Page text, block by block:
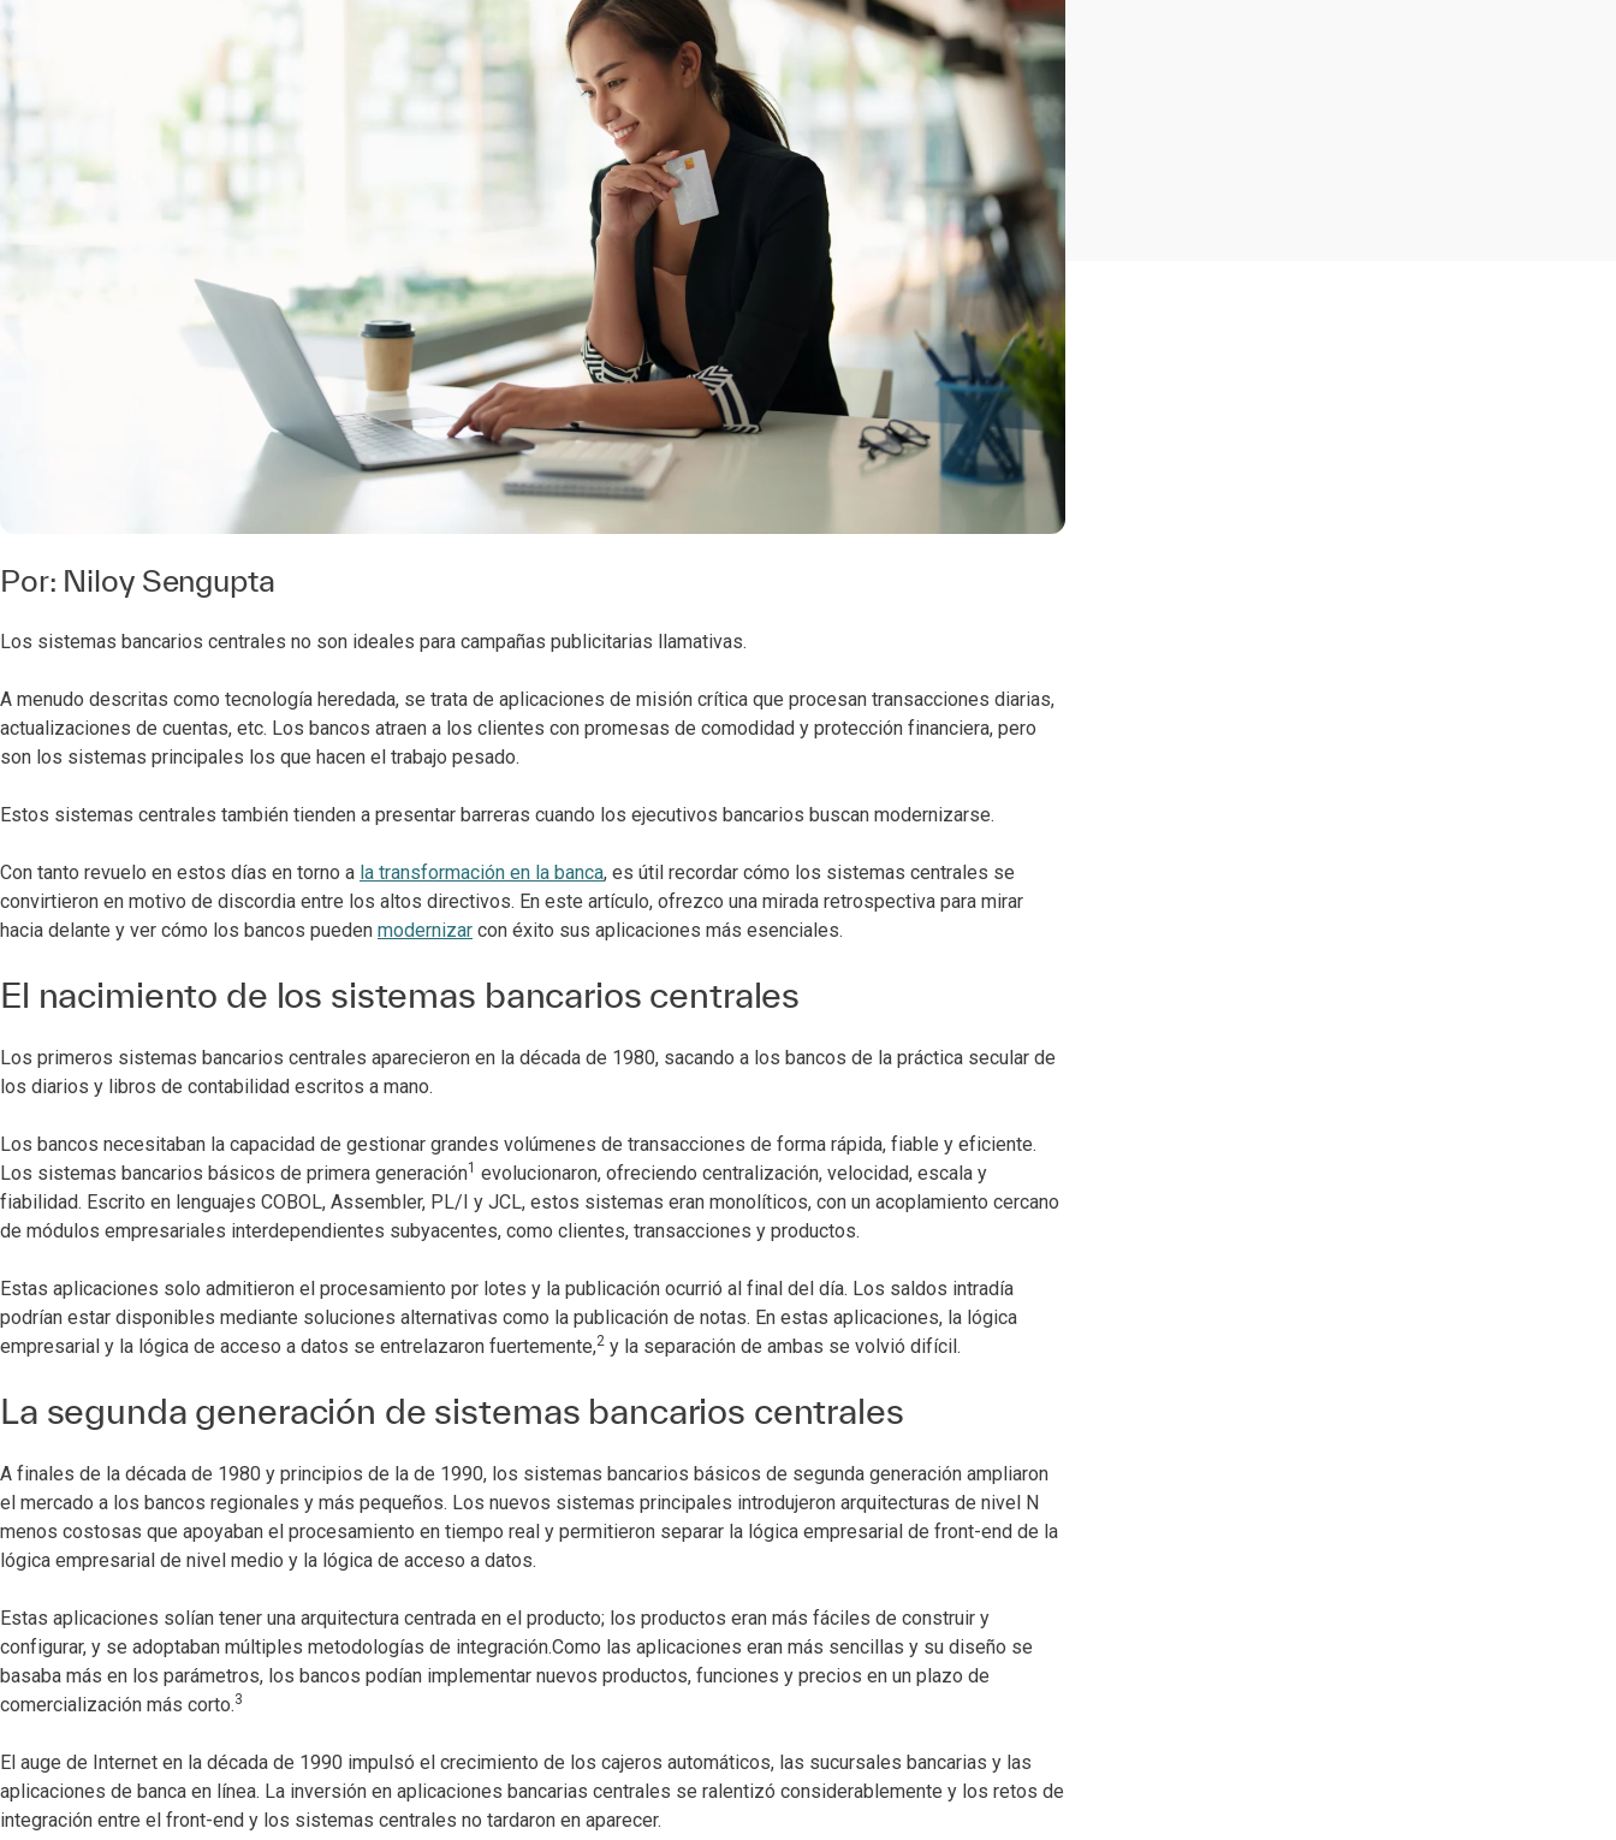
Por: Niloy Sengupta
Los sistemas bancarios centrales no son ideales para campañas publicitarias llamativas.
A menudo descritas como tecnología heredada, se trata de aplicaciones de misión crítica que procesan transacciones diarias,
actualizaciones de cuentas, etc. Los bancos atraen a los clientes con promesas de comodidad y protección financiera, pero
son los sistemas principales los que hacen el trabajo pesado.
Estos sistemas centrales también tienden a presentar barreras cuando los ejecutivos bancarios buscan modernizarse.
Con tanto revuelo en estos días en torno a la transformación en la banca, es útil recordar cómo los sistemas centrales se
convirtieron en motivo de discordia entre los altos directivos. En este artículo, ofrezco una mirada retrospectiva para mirar
hacia delante y ver cómo los bancos pueden modernizar con éxito sus aplicaciones más esenciales.
El nacimiento de los sistemas bancarios centrales
Los primeros sistemas bancarios centrales aparecieron en la década de 1980, sacando a los bancos de la práctica secular de
los diarios y libros de contabilidad escritos a mano.
Los bancos necesitaban la capacidad de gestionar grandes volúmenes de transacciones de forma rápida, fiable y eficiente.
Los sistemas bancarios básicos de primera generación1 evolucionaron, ofreciendo centralización, velocidad, escala y
fiabilidad. Escrito en lenguajes COBOL, Assembler, PL/I y JCL, estos sistemas eran monolíticos, con un acoplamiento cercano
de módulos empresariales interdependientes subyacentes, como clientes, transacciones y productos.
Estas aplicaciones solo admitieron el procesamiento por lotes y la publicación ocurrió al final del día. Los saldos intradía
podrían estar disponibles mediante soluciones alternativas como la publicación de notas. En estas aplicaciones, la lógica
empresarial y la lógica de acceso a datos se entrelazaron fuertemente,2 y la separación de ambas se volvió difícil.
La segunda generación de sistemas bancarios centrales
A finales de la década de 1980 y principios de la de 1990, los sistemas bancarios básicos de segunda generación ampliaron
el mercado a los bancos regionales y más pequeños. Los nuevos sistemas principales introdujeron arquitecturas de nivel N
menos costosas que apoyaban el procesamiento en tiempo real y permitieron separar la lógica empresarial de front-end de la
lógica empresarial de nivel medio y la lógica de acceso a datos.
Estas aplicaciones solían tener una arquitectura centrada en el producto; los productos eran más fáciles de construir y
configurar, y se adoptaban múltiples metodologías de integración.Como las aplicaciones eran más sencillas y su diseño se
basaba más en los parámetros, los bancos podían implementar nuevos productos, funciones y precios en un plazo de
comercialización más corto.3
El auge de Internet en la década de 1990 impulsó el crecimiento de los cajeros automáticos, las sucursales bancarias y las
aplicaciones de banca en línea. La inversión en aplicaciones bancarias centrales se ralentizó considerablemente y los retos de
integración entre el front-end y los sistemas centrales no tardaron en aparecer.